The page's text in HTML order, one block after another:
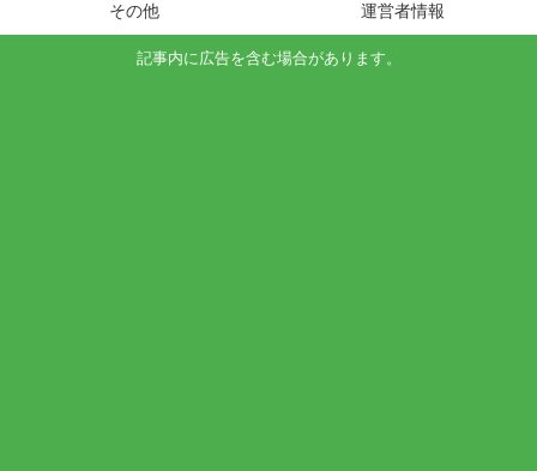
その他 運営者情報
記事内に広告を含む場合があります。